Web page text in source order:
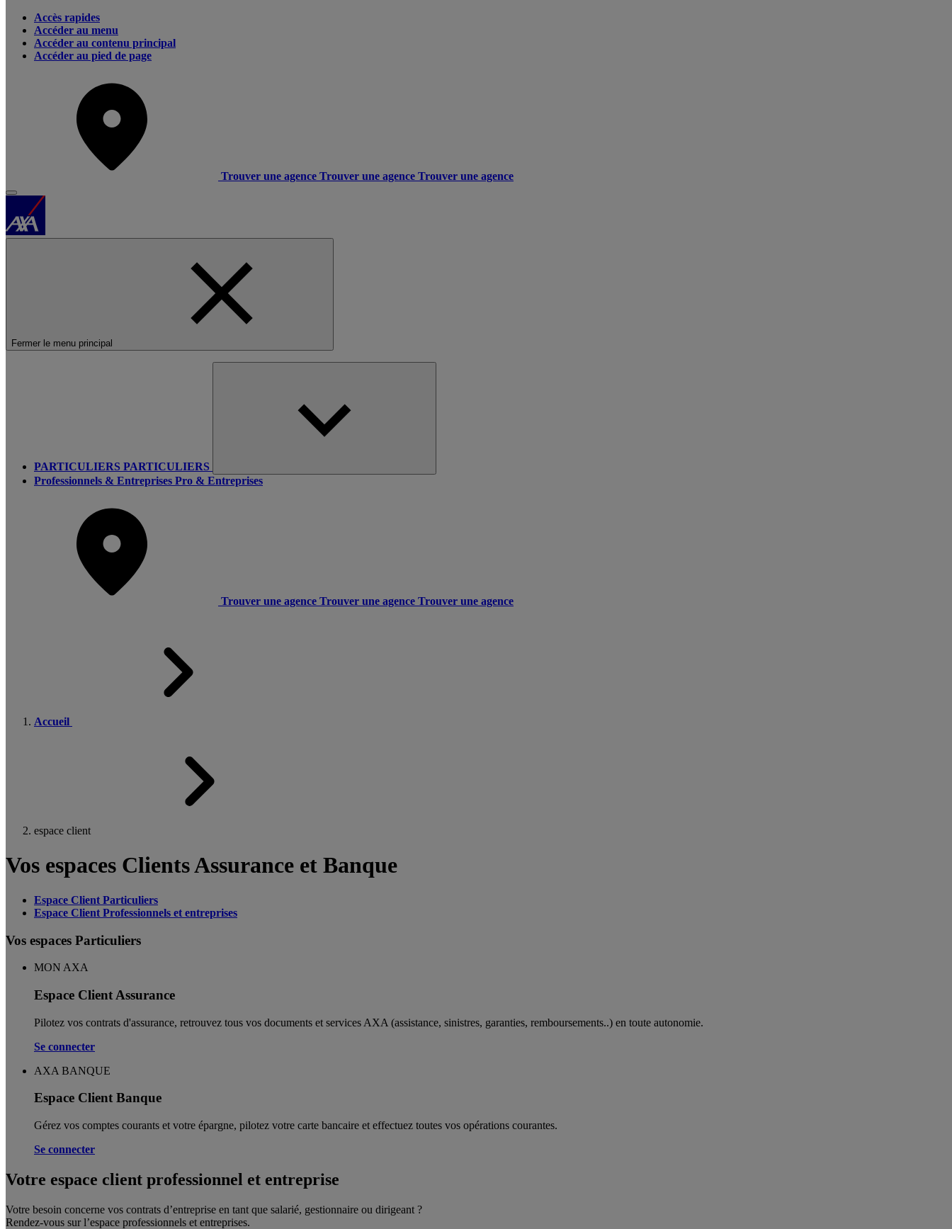
Accès rapides
Accéder au menu
Accéder au contenu principal
Accéder au pied de page
Trouver une agence Trouver une agence Trouver une agence
Fermer le menu principal
PARTICULIERS PARTICULIERS
Professionnels & Entreprises Pro & Entreprises
Trouver une agence Trouver une agence Trouver une agence
Accueil
espace client
Vos espaces Clients Assurance et Banque
Espace Client Particuliers
Espace Client Professionnels et entreprises
Vos espaces Particuliers
MON AXA
Espace Client Assurance
Pilotez vos contrats d'assurance, retrouvez tous vos documents et services AXA (assistance, sinistres, garanties, remboursements..) en toute autonomie. ​
Se connecter
AXA BANQUE
Espace Client Banque
Gérez vos comptes courants et votre épargne, pilotez votre carte bancaire et effectuez toutes vos opérations courantes.
Se connecter
Votre espace client professionnel et entreprise
Votre besoin concerne vos contrats d’entreprise en tant que salarié, gestionnaire ou dirigeant ?
Rendez-vous sur l’espace professionnels et entreprises.